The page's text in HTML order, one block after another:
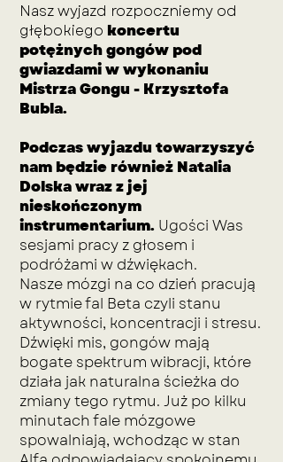
Nasz wyjazd rozpoczniemy od
głębokiego koncertu
potężnych gongów pod
gwiazdami w wykonaniu
Mistrza Gongu - Krzysztofa
Bubla.
Podczas wyjazdu towarzyszyć
nam będzie również Natalia
Dolska wraz z jej
nieskończonym
instrumentarium. Ugości Was
sesjami pracy z głosem i
podróżami w dźwiękach.
Nasze mózgi na co dzień pracują
w rytmie fal Beta czyli stanu
aktywności, koncentracji i stresu.
Dźwięki mis, gongów mają
bogate spektrum wibracji, które
działa jak naturalna ścieżka do
zmiany tego rytmu. Już po kilku
minutach fale mózgowe
spowalniają, wchodząc w stan